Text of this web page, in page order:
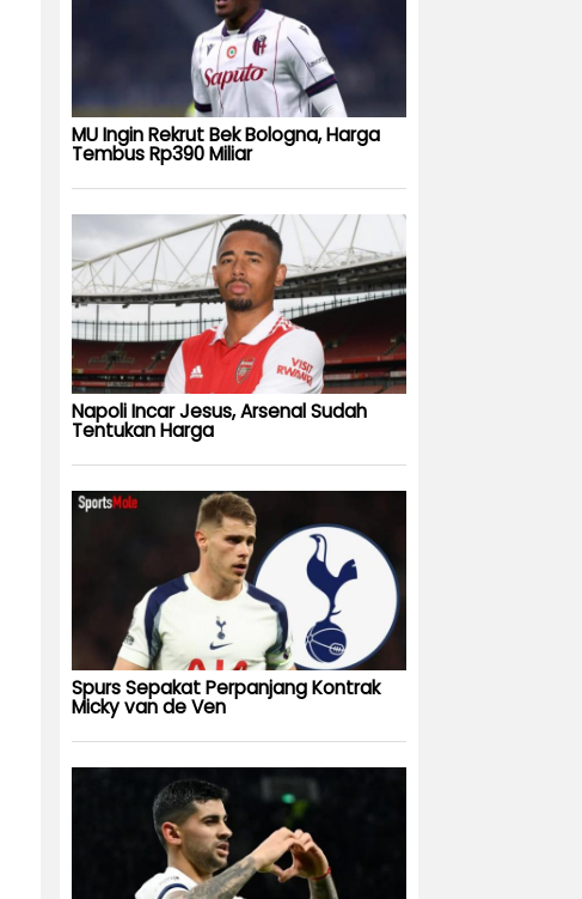
MU Ingin Rekrut Bek Bologna, Harga
Tembus Rp390 Miliar
Napoli Incar Jesus, Arsenal Sudah
Tentukan Harga
Spurs Sepakat Perpanjang Kontrak
Micky van de Ven